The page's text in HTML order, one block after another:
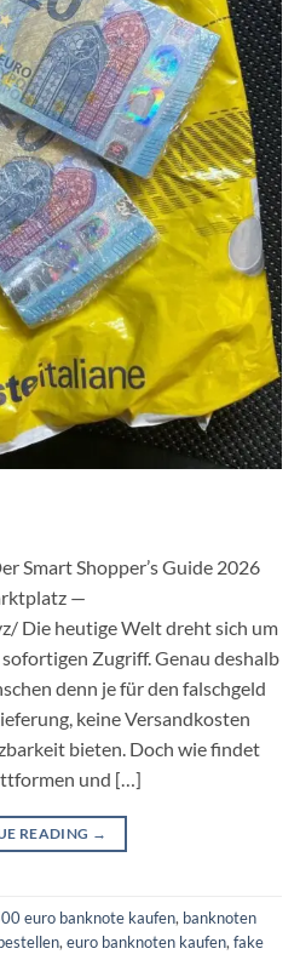
Smart Shopper’s Guide 2026
—
Die heutige Welt dreht sich um
Zugriff. Genau deshalb
denn je für den falschgeld
keine Versandkosten
bieten. Doch wie findet
und […]
READING →
euro banknote kaufen​, banknoten
, euro banknoten kaufen​, fake